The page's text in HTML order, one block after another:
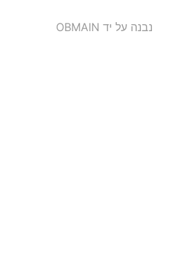
נבנה על יד OBMAIN